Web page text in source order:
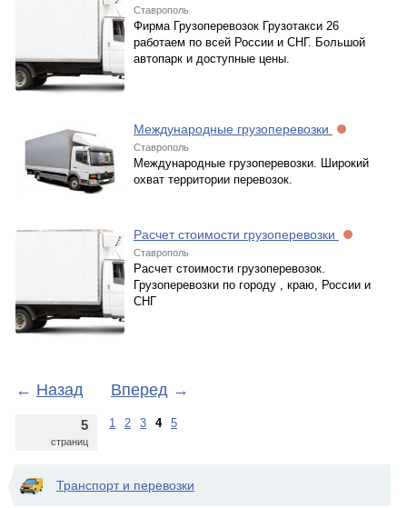
Ставрополь
Фирма Грузоперевозок Грузотакси 26
работаем по всей России и СНГ. Большой
автопарк и доступные цены.
Международные грузоперевозки
Ставрополь
Международные грузоперевозки. Широкий
охват территории перевозок.
Расчет стоимости грузоперевозки
Ставрополь
Расчет стоимости грузоперевозок.
Грузоперевозки по городу , краю, России и
СНГ
← Назад Вперед →
5
страниц
1 2 3 4 5
Транспорт и перевозки